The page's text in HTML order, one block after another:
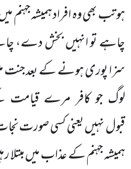
ہو تب بھی وہ افراد ہمیشہ جہنم
چاہے تو انہیں بخش دے،
سزا پوری ہونے کے بعد جنت
لوگ جو کافر مرے
قبول نہیں یعنی کسی صورت
ہمیشہ جہنم کے عذاب میں